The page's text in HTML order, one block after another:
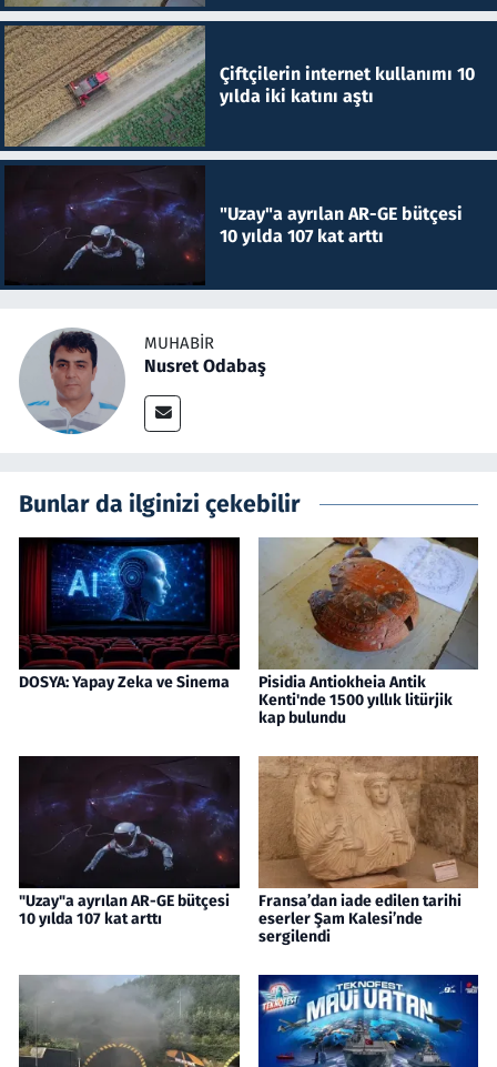
Çiftçilerin internet kullanımı 10
yılda iki katını aştı
"Uzay"a ayrılan AR-GE bütçesi
10 yılda 107 kat arttı
MUHABIR
Nusret Odabaş
Bunlar da ilginizi çekebilir
DOSYA: Yapay Zeka ve Sinema
Pisidia Antiokheia Antik
Kenti'nde 1500 yıllık litürjik
kap bulundu
"Uzay"a ayrılan AR-GE bütçesi
10 yılda 107 kat arttı
Fransa’dan iade edilen tarihi
eserler Şam Kalesi’nde
sergilendi